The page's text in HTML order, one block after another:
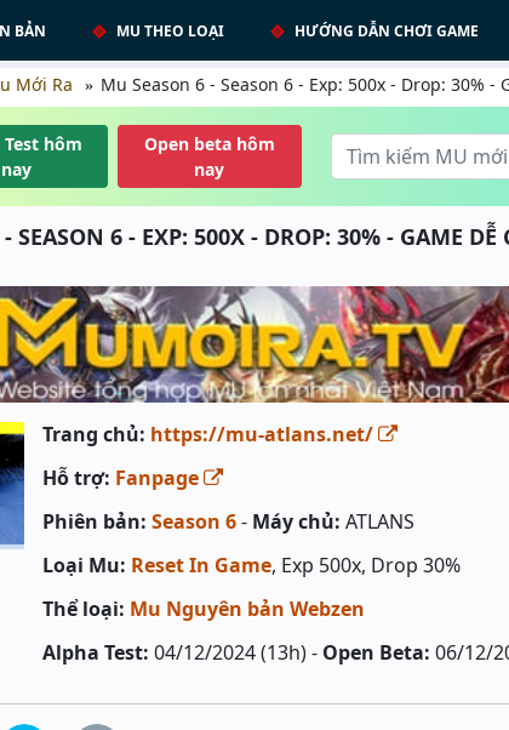
BẢN MU THEO LOẠI HƯỚNG DẪN CHƠI GAME
Mới Ra Mu Season 6 - Season 6 - Exp: 500x - Drop: 30% -
hôm
nay
Open beta hôm
nay
SEASON 6 - EXP: 500X - DROP: 30% - GAME DỄ
Trang chủ: https://mu-atlans.net/
Hỗ trợ: Fanpage
Phiên bản: Season 6- Máy chủ: ATLANS
Loại Mu: Reset In Game, Exp 500x, Drop 30%
Thể loại: Mu Nguyên bản Webzen
Alpha Test: 04/12/2024 (13h) - Open Beta: 06/12/